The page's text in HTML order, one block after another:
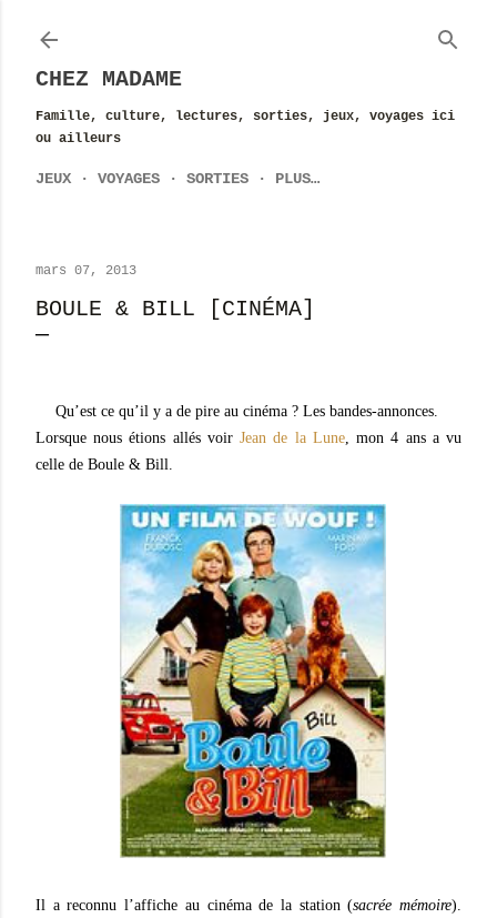
CHEZ MADAME
Famille, culture, lectures, sorties, jeux, voyages ici
ou ailleurs
JEUX VOYAGES SORTIES PLUS…
mars 07, 2013
BOULE & BILL [CINÉMA]
Qu’est ce qu’il y a de pire au cinéma ? Les bandes-annonces.
Lorsque nous étions allés voirJean de la Lune, mon 4 ans a vu
celle de Boule & Bill.
Il a reconnu l’affiche au cinéma de la station(sacrée mémoire).